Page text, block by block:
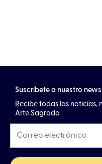
Suscríbete a nuestro
Recibe todas las noticias,
Arte Sagrado